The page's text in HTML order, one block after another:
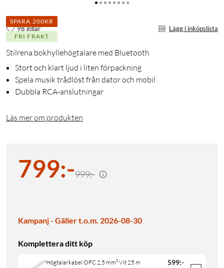
SPARA 200KR
FRI FRAKT
98 gillar Lägg i inköpslista
Stilrena bokhyllehögtalare med Bluetooth
Stort och klart ljud i liten förpackning
Spela musik trådlöst från dator och mobil
Dubbla RCA-anslutningar
Läs mer om produkten
799:-999:-
Kampanj - Gäller t.o.m. 2026-08-30
Komplettera ditt köp
Högtalarkabel OFC 2,5 mm² Vit 25 m 599:-